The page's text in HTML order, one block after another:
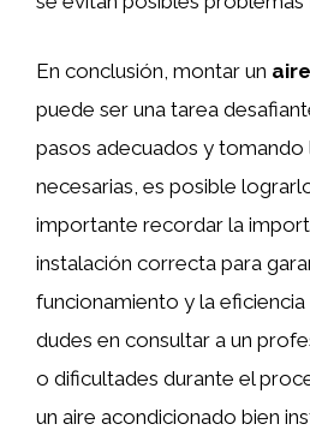
En conclusión, montar un
puede ser una tarea
pasos adecuados y tomando
necesarias, es posible
importante recordar la
instalación correcta para
funcionamiento y la eficiencia
dudes en consultar a un
o dificultades durante el
un aire acondicionado bien